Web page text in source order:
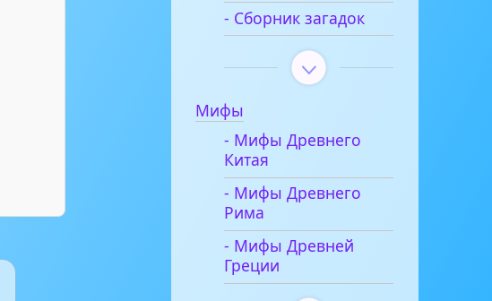
- Сборник загадок
Мифы
- Мифы Древнего
Китая
- Мифы Древнего
Рима
- Мифы Древней
Греции